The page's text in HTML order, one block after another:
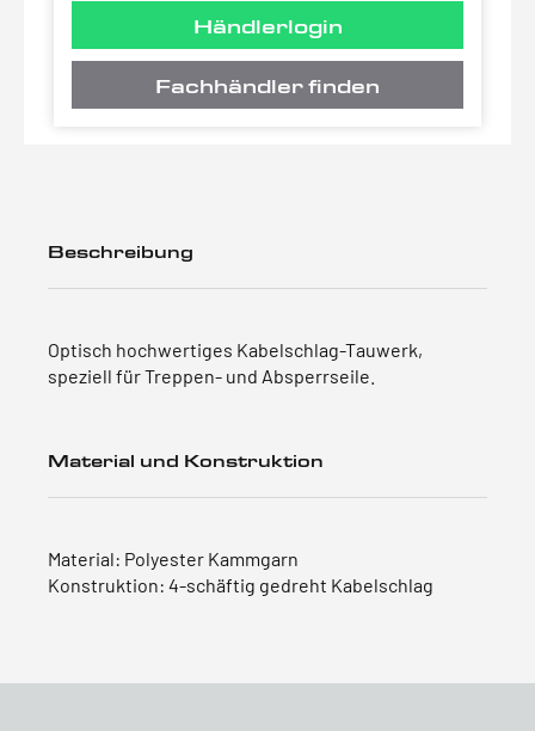
Händlerlogin
Fachhändler finden
Beschreibung
Optisch hochwertiges Kabelschlag-Tauwerk,
speziell für Treppen- und Absperrseile.
Material und Konstruktion
Material: Polyester Kammgarn
Konstruktion: 4-schäftig gedreht Kabelschlag